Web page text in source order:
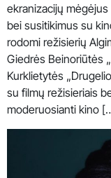
ekranizacijų
bei susitikimus su
rodomi režisierių
Giedrės Beinoriūtės
Kurklietytės
su filmų režisieriais
moderuosianti kino